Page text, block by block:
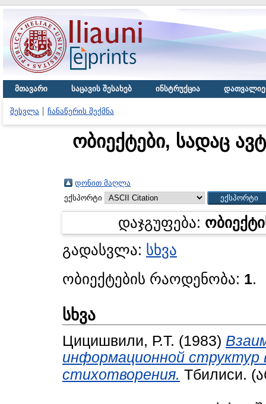
მთავარი საცავის შესახებ ინსტრუქცია
შესვლა ჩანაწერის შექმნა
ობიექტები, სადაც
დონით მაღლა
ექსპორტი
დაჯგუფება:
გადასვლა: სხვა
ობიექტების რაოდენობა: 1.
სხვა
Цицишвили, Р.Т. (1983)
информационной структур
стихотворения. Тбилиси.